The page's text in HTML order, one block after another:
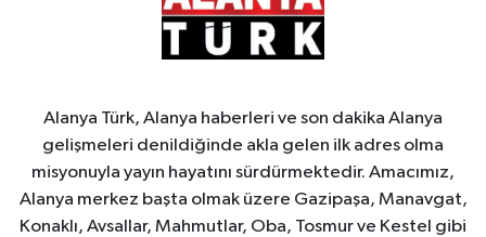
Alanya Türk, Alanya haberleri ve son dakika Alanya
gelişmeleri denildiğinde akla gelen ilk adres olma
misyonuyla yayın hayatını sürdürmektedir. Amacımız,
Alanya merkez başta olmak üzere Gazipaşa, Manavgat,
Konaklı, Avsallar, Mahmutlar, Oba, Tosmur ve Kestel gibi